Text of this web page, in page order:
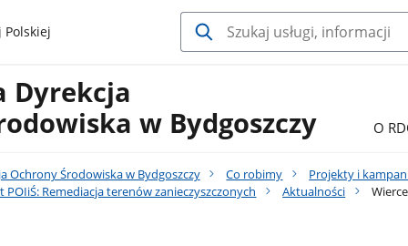
Polskiej
Dyrekcja
w Bydgoszczy
O
Ochrony Środowiska w Bydgoszczy Co robimy
Projekty i
Remediacja terenów zanieczyszczonych
Aktualności